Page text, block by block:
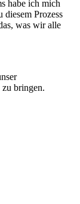
habe ich mich
diesem Prozess
was wir alle
bringen.